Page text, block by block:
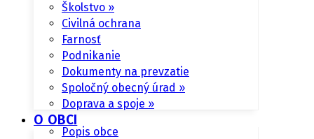
Školstvo »
Civilná ochrana
Farnosť
Podnikanie
Dokumenty na prevzatie
Spoločný obecný úrad »
Doprava a spoje »
O OBCI
Popis obce